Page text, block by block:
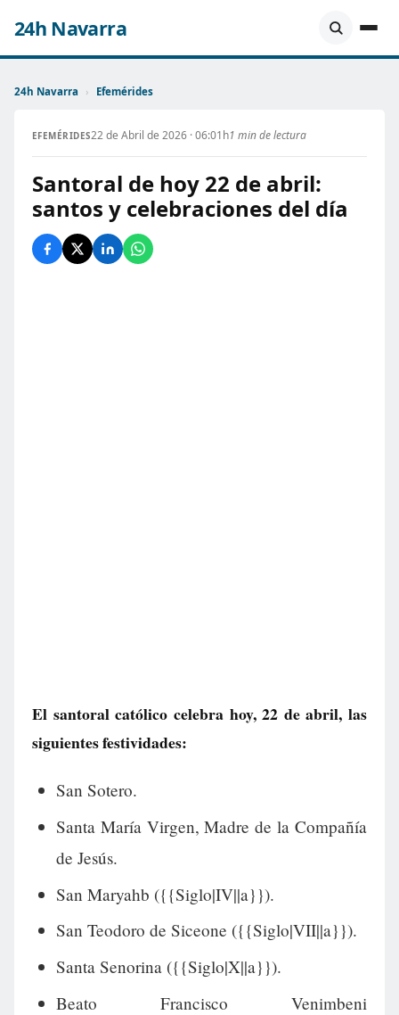
24h Navarra
24h Navarra › Efemérides
EFEMÉRIDES22 de Abril de 2026 · 06:01h1 min de lectura
Santoral de hoy 22 de abril:
santos y celebraciones del día
El santoral católico celebra hoy, 22 de abril, las
siguientes festividades:
San Sotero.
Santa María Virgen, Madre de la Compañía
de Jesús.
San Maryahb ({{Siglo|IV||a}}).
San Teodoro de Siceone ({{Siglo|VII||a}}).
Santa Senorina ({{Siglo|X||a}}).
Beato Francisco Venimbeni